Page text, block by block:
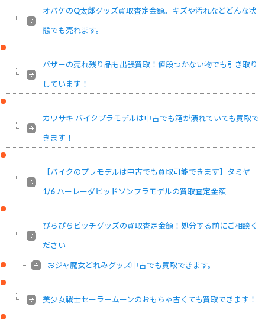
オバケのQ太郎グッズ買取査定金額。キズや汚れなどどんな状
態でも売れます。
バザーの売れ残り品も出張買取！値段つかない物でも引き取り
しています！
カワサキ バイクプラモデルは中古でも箱が潰れていても買取で
きます！
【バイクのプラモデルは中古でも買取可能できます】タミヤ
1/6 ハーレーダビッドソンプラモデルの買取査定金額
ぴちぴちピッチグッズの買取査定金額！処分する前にご相談く
ださい
おジャ魔女どれみグッズ中古でも買取できます。
美少女戦士セーラームーンのおもちゃ古くても買取できます！